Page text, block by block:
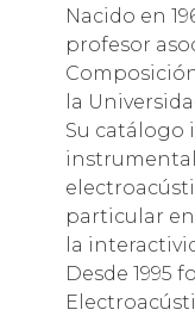
Nacido en
profesor
la
Su catálogo
particular
la
Desde 1995